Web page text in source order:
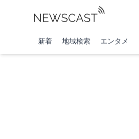
新着 地域検索 エンタメ